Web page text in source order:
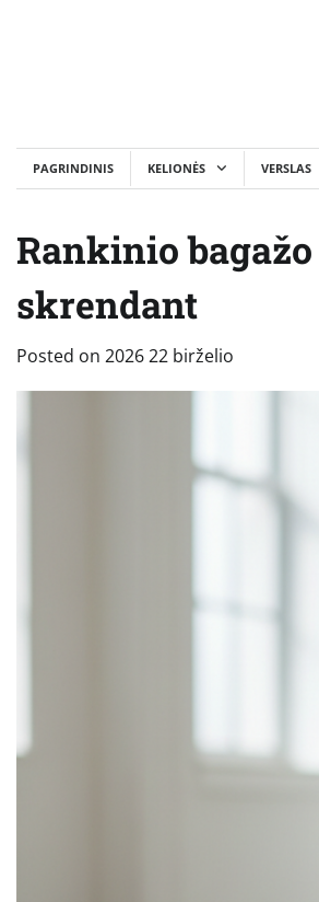
PAGRINDINIS KELIONĖS VERSLAS
Rankinio
skrendant
Posted on 2026 22 birželio